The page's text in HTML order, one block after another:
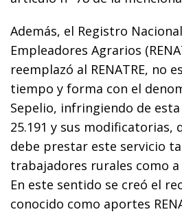
Además, el Registro
Empleadores Agrarios
reemplazó al RENATRE, no
tiempo y forma con el
Sepelio, infringiendo de
25.191 y sus modificatorias,
debe prestar este servicio
trabajadores rurales como
En este sentido se creó el
conocido como aportes